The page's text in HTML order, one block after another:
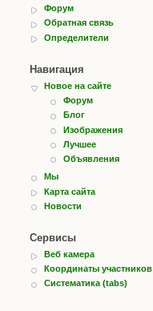
Форум
Обратная связь
Определители
Навигация
Новое на сайте
Форум
Блог
Изображения
Лучшее
Объявления
Мы
Карта сайта
Новости
Сервисы
Веб камера
Координаты участников
Систематика (tabs)